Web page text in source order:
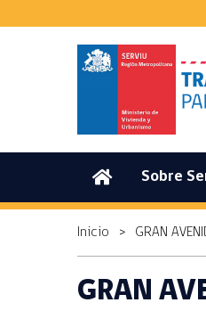
(current)
Sobre
Inicio > GRAN
GRAN